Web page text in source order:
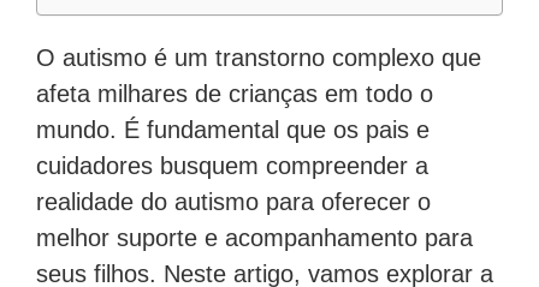
O autismo é um transtorno complexo que
afeta milhares de crianças em todo o
mundo. É fundamental que os pais e
cuidadores busquem compreender a
realidade do autismo para oferecer o
melhor suporte e acompanhamento para
seus filhos. Neste artigo, vamos explorar a